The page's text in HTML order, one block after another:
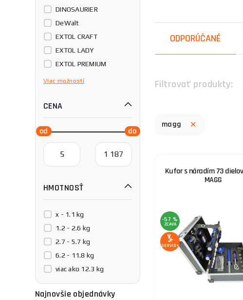
DINOSAURIER
DeWalt
EXTOL CRAFT
EXTOL LADY
EXTOL PREMIUM
Fortum
Genborx
HAZET
Holzmann
JAKEMY
Matabro
Procraft
ROTHENBERGER
Rennsteig
Scheppach
Stanley
WOLFCRAFT
Viac možností
CENA
HMOTNOSŤ
x - 1.1 kg
1.2 - 2.6 kg
2.7 - 5.7 kg
6.2 - 11.8 kg
viac ako 12.3 kg
Najnovšie objednávky
ODPORÚČANÉ
Filtrovať produkty:
magg
Kufor s náradím 73 dielov
MAGG
-57 %
ZĽAVA
SERVIS+